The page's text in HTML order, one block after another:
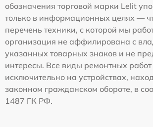
обозначения торговой марки Lelit
только в информационных целях —
перечень техники, с которой мы
организация не аффилирована с
указанных товарных знаков и не
интересы. Все виды ремонтных
исключительно на устройствах,
законном гражданском обороте, в
1487 ГК РФ.